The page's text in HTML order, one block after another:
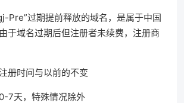
Pre”过期提前释放的域名，是属于中国
于域名过期后但注册者未续费，注册商
册时间与以前的不变
7天，特殊情况除外